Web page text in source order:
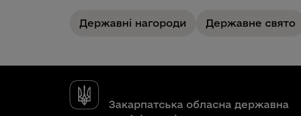
Державні нагороди Державне свято
Закарпатська обласна державна